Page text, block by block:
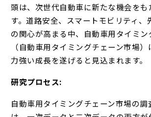
頭は、次世代自動車に新たな機会をも
す。道路安全、スマートモビリティ、
の関心が高まる中、自動車用タイミン
（自動車用タイミングチェーン市場
力強い成長を遂げると見込まれます。
研究プロセス:
自動車用タイミングチェーン市場の調